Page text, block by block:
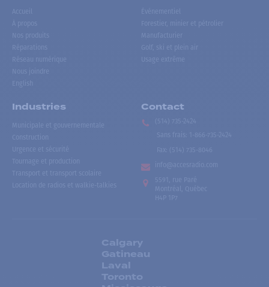
Accueil
À propos
Nos produits
Réparations
Réseau numérique
Nous joindre
English
Événementiel
Forestier, minier et pétrolier
Manufacturier
Golf, ski et plein air
Usage extrême
Industries
Municipale et gouvernementale
Construction
Urgence et sécurité
Tournage et production
Transport et transport scolaire
Location de radios et walkie-talkies
Contact
(514) 735-2424
Sans frais
1-866-735-2424
Fax:
(514) 735-8046
info@accesradio.com
5591, rue Paré
Montréal, Québec
H4P 1P7
Calgary
Gatineau
Laval
Toronto